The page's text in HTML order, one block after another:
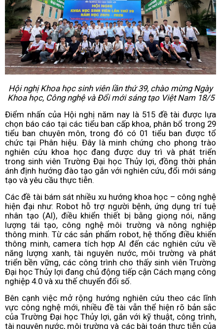
Hội nghị Khoa học sinh viên lần thứ 39, chào mừng Ngày
Khoa học, Công nghệ và Đổi mới sáng tạo Việt Nam 18/5
Điểm nhấn của Hội nghị năm nay là 515 đề tài được lựa
chọn báo cáo tại các tiểu ban cấp khoa, phân bổ trong 29
tiểu ban chuyên môn, trong đó có 01 tiểu ban được tổ
chức tại Phân hiệu. Đây là minh chứng cho phong trào
nghiên cứu khoa học đang được duy trì và phát triển
trong sinh viên Trường Đại học Thủy lợi, đồng thời phản
ánh định hướng đào tạo gắn với nghiên cứu, đổi mới sáng
tạo và yêu cầu thực tiễn.
Các đề tài bám sát nhiều xu hướng khoa học – công nghệ
hiện đại như: Robot hỗ trợ người bệnh, ứng dụng trí tuệ
nhân tạo (AI), điều khiển thiết bị bằng giọng nói, năng
lượng tái tạo, công nghệ môi trường và nông nghiệp
thông minh. Từ các sản phẩm robot, hệ thống điều khiển
thông minh, camera tích hợp AI đến các nghiên cứu về
năng lượng xanh, tài nguyên nước, môi trường và phát
triển bền vững, các công trình cho thấy sinh viên Trường
Đại học Thủy lợi đang chủ động tiếp cận Cách mạng công
nghiệp 4.0 và xu thế chuyển đổi số.
Bên cạnh việc mở rộng hướng nghiên cứu theo các lĩnh
vực công nghệ mới, nhiều đề tài vẫn thể hiện rõ bản sắc
của Trường Đại học Thủy lợi, gắn với kỹ thuật, công trình,
tài nguyên nước, môi trường và các bài toán thực tiễn của